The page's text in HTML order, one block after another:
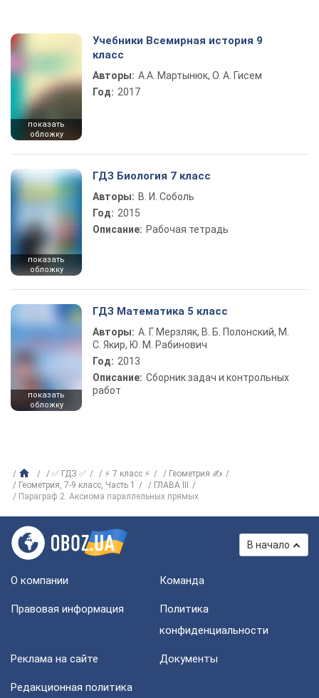
показать
обложку
Учебники Всемирная история 9
класс
Авторы: А.А. Мартынюк, О. А. Гисем
Год: 2017
показать
обложку
ГДЗ Биология 7 класс
Авторы: В. И. Соболь
Год: 2015
Описание: Рабочая тетрадь
показать
обложку
ГДЗ Математика 5 класс
Авторы: А. Г. Мерзляк, В. Б. Полонский, М.
С. Якир, Ю. М. Рабинович
Год: 2013
Описание: Сборник задач и контрольных
работ
✅ ГДЗ ✅ ⚡ 7 класс ⚡
Геометрия ✍
Геометрия, 7-9 класс, Часть 1
ГЛАВА III
Параграф 2. Аксиома параллельных прямых
В начало
О компании Команда
Правовая информация
Политика
конфиденциальности
Реклама на сайте Документы
Редакционная политика